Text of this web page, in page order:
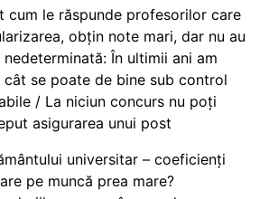
cum le răspunde profesorilor care
obțin note mari, dar nu au
În ultimii ani am
se poate de bine sub control
/ La niciun concurs nu poți
asigurarea unui post
universitar – coeficienți
pe muncă prea mare?